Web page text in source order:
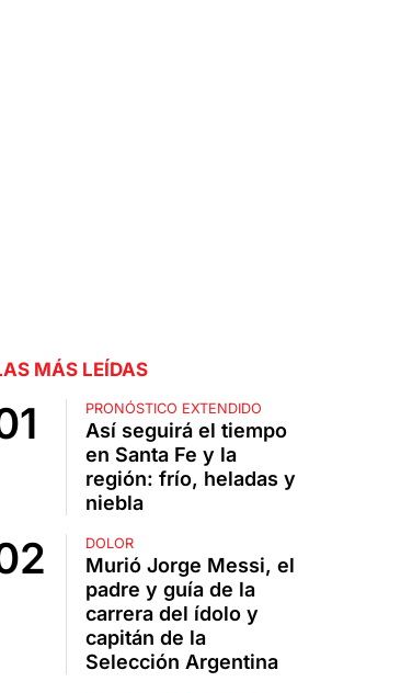
MÁS LEÍDAS
PRONÓSTICO EXTENDIDO
Así seguirá el tiempo
en Santa Fe y la
región: frío, heladas y
niebla
DOLOR
Murió Jorge Messi, el
padre y guía de la
carrera del ídolo y
capitán de la
Selección Argentina